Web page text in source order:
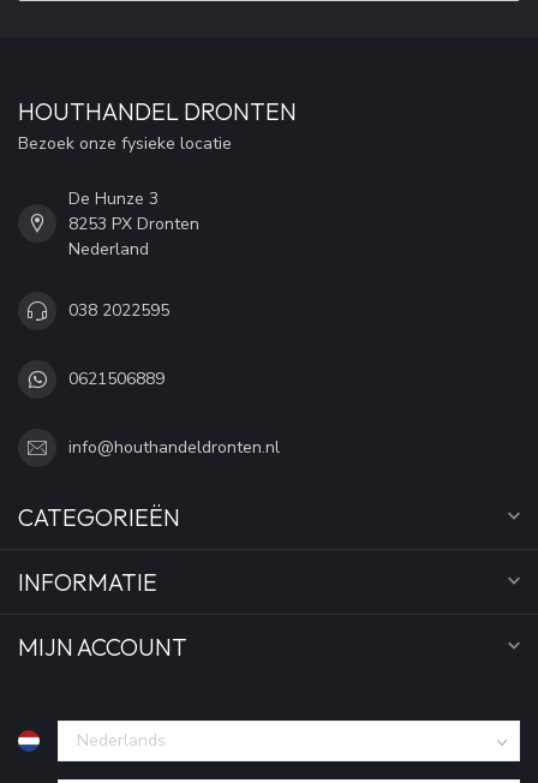
HOUTHANDEL DRONTEN
Bezoek onze fysieke locatie
De Hunze 3
8253 PX Dronten
Nederland
038 2022595
0621506889
info@houthandeldronten.nl
CATEGORIEËN
INFORMATIE
MIJN ACCOUNT